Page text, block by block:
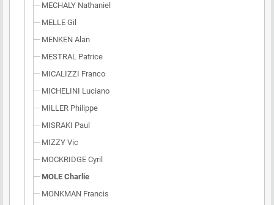
MECHALY Nathaniel
MELLE Gil
MENKEN Alan
MESTRAL Patrice
MICALIZZI Franco
MICHELINI Luciano
MILLER Philippe
MISRAKI Paul
MIZZY Vic
MOCKRIDGE Cyril
MOLE Charlie
MONKMAN Francis